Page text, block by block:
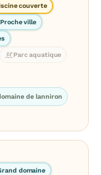
couverte
Proche ville
Parc aquatique
de lanniron
domaine